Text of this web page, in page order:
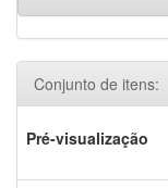
Conjunto de itens:
Pré-visualização